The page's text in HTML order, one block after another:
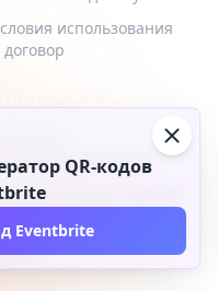
QR-кодов
Eventbrite
использования
договор
использования